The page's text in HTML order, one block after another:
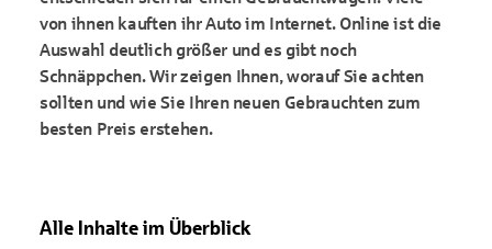
von ihnen kauften ihr Auto im Internet. Online ist die
Auswahl deutlich größer und es gibt noch
Schnäppchen. Wir zeigen Ihnen, worauf Sie achten
sollten und wie Sie Ihren neuen Gebrauchten zum
besten Preis erstehen.
Alle Inhalte im Überblick